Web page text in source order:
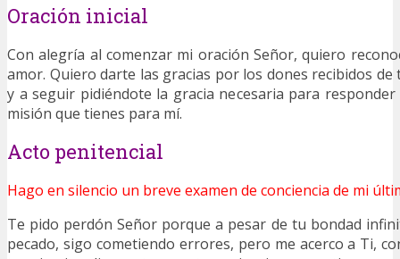
Oración inicial
Con alegría al comenzar mi oración Señor, quiero
amor. Quiero darte las gracias por los dones recibidos
y a seguir pidiéndote la gracia necesaria para
misión que tienes para mí.
Acto penitencial
Hago en silencio un breve examen de conciencia de mi
Te pido perdón Señor porque a pesar de tu bondad
pecado, sigo cometiendo errores, pero me acerco a Ti,